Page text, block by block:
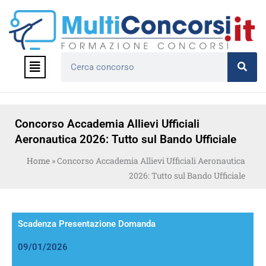
contenuto
Menu
Concorso Accademia Allievi Ufficiali
Aeronautica 2026: Tutto sul Bando Ufficiale
Home »Concorso Accademia Allievi Ufficiali Aeronautica
2026: Tutto sul Bando Ufficiale
Scadenza Presentazione Domanda
09/01/2026